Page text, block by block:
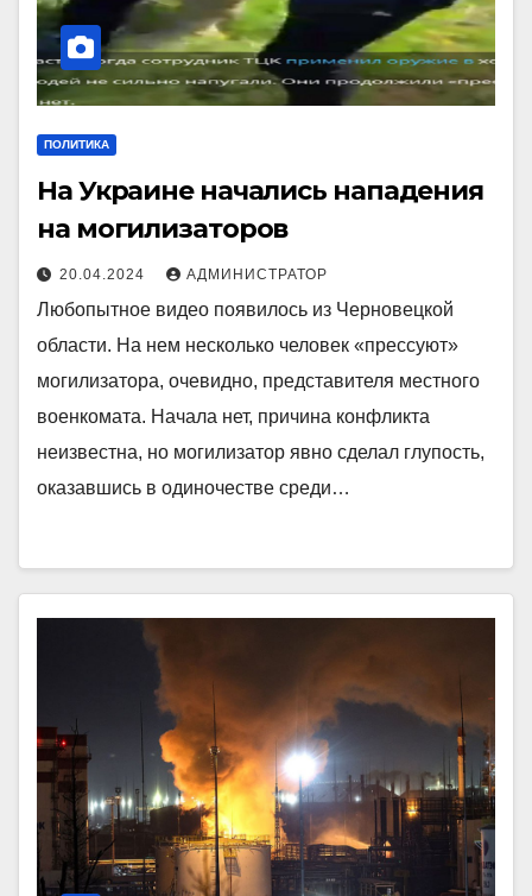
ПОЛИТИКА
На Украине начались нападения
на могилизаторов
20.04.2024 АДМИНИСТРАТОР
Любопытное видео появилось из Черновецкой
области. На нем несколько человек «прессуют»
могилизатора, очевидно, представителя местного
военкомата. Начала нет, причина конфликта
неизвестна, но могилизатор явно сделал глупость,
оказавшись в одиночестве среди…